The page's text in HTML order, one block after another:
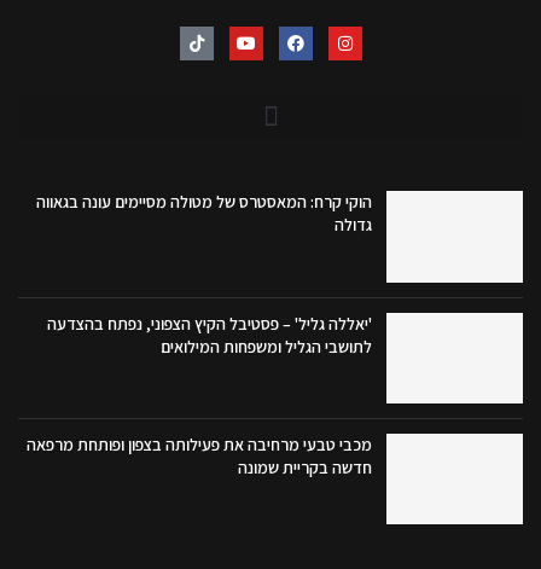
הוקי קרח: המאסטרס של מטולה מסיימים עונה בגאווה
גדולה
'יאללה גליל' – פסטיבל הקיץ הצפוני, נפתח בהצדעה
לתושבי הגליל ומשפחות המילואים
מכבי טבעי מרחיבה את פעילותה בצפון ופותחת מרפאה
חדשה בקריית שמונה